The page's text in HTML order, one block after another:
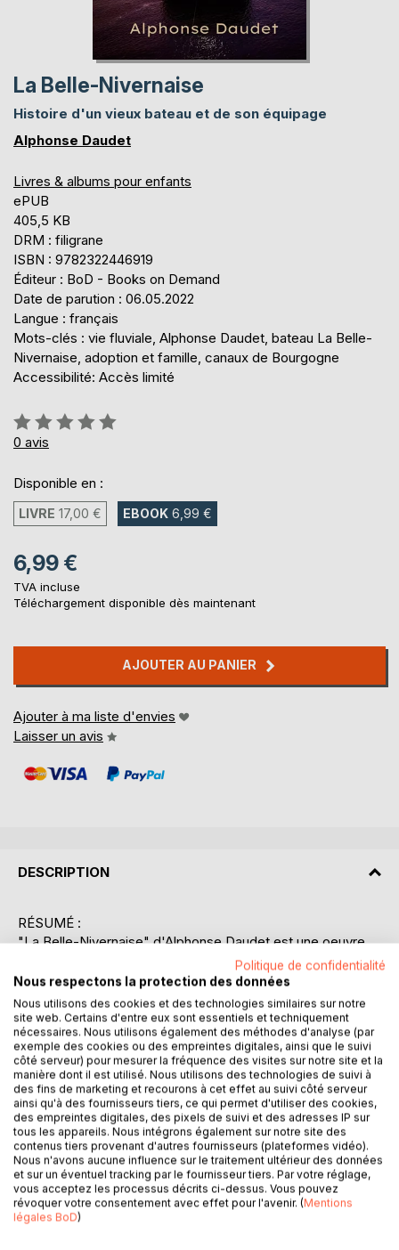
La Belle-Nivernaise
Histoire d'un vieux bateau et de son équipage
Alphonse Daudet
Livres & albums pour enfants
ePUB
405,5 KB
DRM : filigrane
ISBN : 9782322446919
Éditeur : BoD - Books on Demand
Date de parution : 06.05.2022
Langue : français
Mots-clés : vie fluviale, Alphonse Daudet, bateau La Belle-
Nivernaise, adoption et famille, canaux de Bourgogne
Accessibilité: Accès limité
Évaluation:
0%
0 avis
Disponible en :
LIVRE 17,00 € EBOOK 6,99 €
6,99 €
TVA incluse
Téléchargement disponible dès maintenant
AJOUTER AU PANIER
Ajouter à ma liste d'envies
Laisser un avis
DESCRIPTION
RÉSUMÉ :
"La Belle-Nivernaise" d'Alphonse Daudet est une oeuvre
touchante qui narre l'histoire d'un vieux bateau fluvial et de
son équipage. Le récit se déroule principalement sur les
canaux de Bourgogne, où le bateau, nommé La Belle-
Nivernaise, devient le foyer flottant de son capitaine, le
père Louveau, et de sa famille. Louveau, un homme
humble et travailleur, adopte un jeune orphelin du nom de
Victor, qui trouve sur ce bateau une nouvelle famille et un
sens à sa vie. À travers les péripéties de la navigation, les
lecteurs découvrent la vie quotidienne des mariniers, faite
de labeur, de solidarité et de simplicité. Le roman explore
les thèmes de l'adoption, de la résilience et de la
communauté, tout en peignant un tableau vivant de la vie
sur les voies navigables françaises du XIXe siècle. Daudet,
avec son style empreint de réalisme et de tendresse, nous
invite à partager les joies et les peines de cette famille
Politique de confidentialité
Nous respectons la protection des données
Nous utilisons des cookies et des technologies similaires sur notre
site web. Certains d'entre eux sont essentiels et techniquement
nécessaires. Nous utilisons également des méthodes d'analyse (par
exemple des cookies ou des empreintes digitales, ainsi que le suivi
côté serveur) pour mesurer la fréquence des visites sur notre site et la
manière dont il est utilisé. Nous utilisons des technologies de suivi à
des fins de marketing et recourons à cet effet au suivi côté serveur
ainsi qu'à des fournisseurs tiers, ce qui permet d'utiliser des cookies,
des empreintes digitales, des pixels de suivi et des adresses IP sur
tous les appareils. Nous intégrons également sur notre site des
contenus tiers provenant d'autres fournisseurs (plateformes vidéo).
Nous n'avons aucune influence sur le traitement ultérieur des données
et sur un éventuel tracking par le fournisseur tiers. Par votre réglage,
vous acceptez les processus décrits ci-dessus. Vous pouvez
révoquer votre consentement avec effet pour l'avenir. (Mentions
légales BoD)